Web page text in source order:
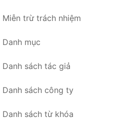
Miễn trừ trách nhiệm
Danh mục
Danh sách tác giả
Danh sách công ty
Danh sách từ khóa